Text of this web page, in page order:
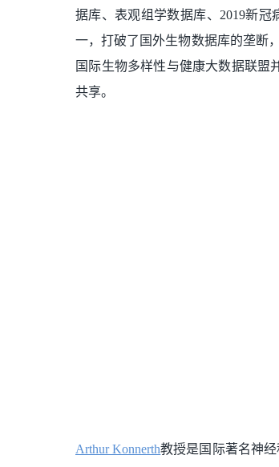
据库、表观组学数据库、2019新
一，打破了国外生物数据库的垄断
国际生物多样性与健康大数据联盟
共享。
Arthur Konnerth教授是国际著名神